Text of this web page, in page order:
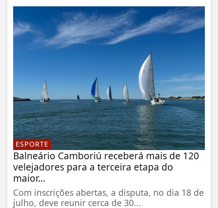
ESPORTE
Balneário Camboriú receberá mais de 120
velejadores para a terceira etapa do
maior...
Com inscrições abertas, a disputa, no dia 18 de
julho, deve reunir cerca de 30...